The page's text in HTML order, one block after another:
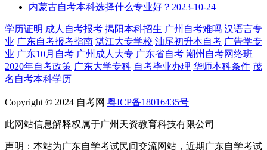
内蒙古自考本科选择什么专业好？ 2023-10-24
学历证明 成人自考报考 揭阳本科招生 广州自考难吗 汉语言专
业 广东自考报考指南 湛江大专学校 汕尾初升本自考 广告学专
业 广东10月自考 广州成人大专 广东省自考 潮州自考网络班
2020年自考政策 广东大学专科 自考毕业办理 华师本科条件 茂
名自考本科学历
Copyright © 2024 自考网 粤ICP备18016435号
此网站信息解释权属于广州天资教育科技有限公司
声明：本站为广东自学考试民间交流网站，近期广东自学考试